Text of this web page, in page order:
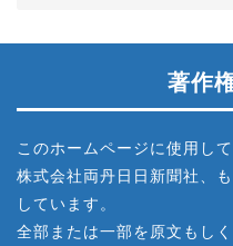
著作
このホームページに使用し
株式会社両丹日日新聞社、
しています。
全部または一部を原文もし